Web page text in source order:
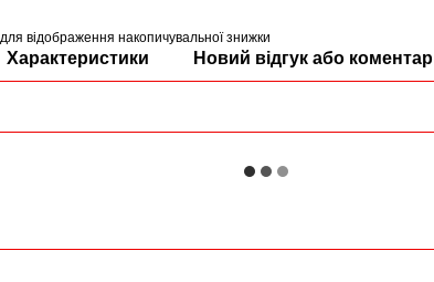
для відображення накопичувальної знижки
Характеристики Новий відгук або коментар